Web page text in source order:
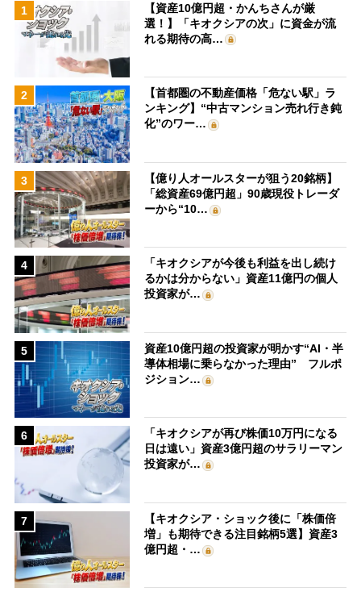
1
【資産10億円超・かんちさんが厳
選！】「キオクシアの次」に資金が流
れる期待の高…
2
【首都圏の不動産価格「危ない駅」ラ
ンキング】“中古マンション売れ行き鈍
化”のワー…
3
【億り人オールスターが狙う20銘柄】
「総資産69億円超」90歳現役トレーダ
ーから“10…
4
「キオクシアが今後も利益を出し続け
るかは分からない」資産11億円の個人
投資家が…
5
資産10億円超の投資家が明かす“AI・半
導体相場に乗らなかった理由” フルポ
ジション…
6
「キオクシアが再び株価10万円になる
日は遠い」資産3億円超のサラリーマン
投資家が…
7
【キオクシア・ショック後に「株価倍
増」も期待できる注目銘柄5選】資産3
億円超・…